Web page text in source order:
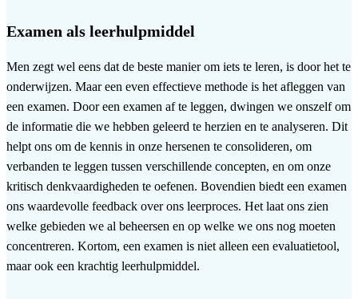
Examen als leerhulpmiddel
Men zegt wel eens dat de beste manier om iets te leren, is door het te
onderwijzen. Maar een even effectieve methode is het afleggen van
een examen. Door een examen af te leggen, dwingen we onszelf om
de informatie die we hebben geleerd te herzien en te analyseren. Dit
helpt ons om de kennis in onze hersenen te consolideren, om
verbanden te leggen tussen verschillende concepten, en om onze
kritisch denkvaardigheden te oefenen. Bovendien biedt een examen
ons waardevolle feedback over ons leerproces. Het laat ons zien
welke gebieden we al beheersen en op welke we ons nog moeten
concentreren. Kortom, een examen is niet alleen een evaluatietool,
maar ook een krachtig leerhulpmiddel.